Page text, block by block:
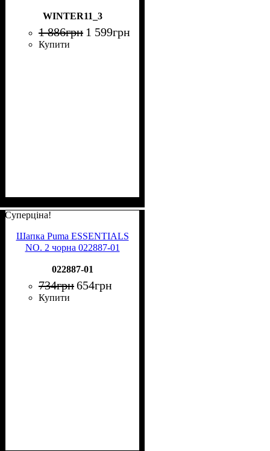
WINTER11_3
1 886грн 1 599грн
Купити
Суперціна!
Шапка Puma ESSENTIALS
NO. 2 чорна 022887-01
022887-01
734грн654грн
Купити